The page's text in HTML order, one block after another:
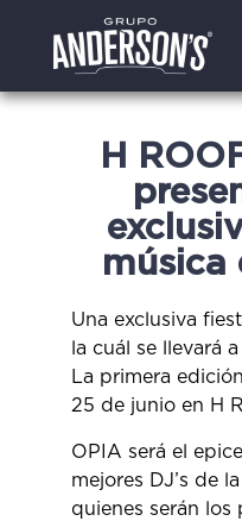
H
música
Una exclusiva
la cuál se llevará
La primera
25 de junio en H
OPIA será el
mejores DJ’s de
quienes serán los